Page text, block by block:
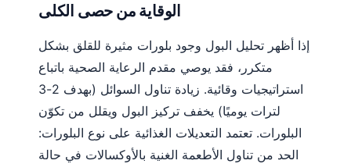
الوقاية من حصى الكلى
إذا أظهر تحليل البول وجود بلورات مثيرة للقلق بشكل
متكرر، فقد يوصي مقدم الرعاية الصحية باتباع
استراتيجيات وقائية. زيادة تناول السوائل (بهدف 2-3
لترات يوميًا) يخفف تركيز البول ويقلل من تكوّن
البلورات. تعتمد التعديلات الغذائية على نوع البلورات:
الحد من تناول الأطعمة الغنية بالأوكسالات في حالة
অসমীয়া
Galego
Latviešu valoda
Македонски јазик
Euskara
Gàidhlig